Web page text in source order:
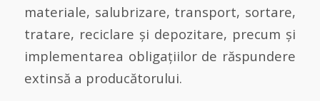
materiale, salubrizare, transport, sortare,
tratare, reciclare și depozitare, precum și
implementarea obligațiilor de răspundere
extinsă a producătorului.